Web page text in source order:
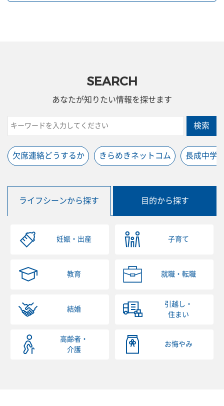
SEARCH
あなたが知りたい情報を探せます
検索
欠席連絡どうするか きらめきネットコム 長成中学
ライフシーンから探す 目的から探す
妊娠・出産 子育て
教育 就職・転職
結婚
引越し・
住まい
高齢者・
介護
お悔やみ